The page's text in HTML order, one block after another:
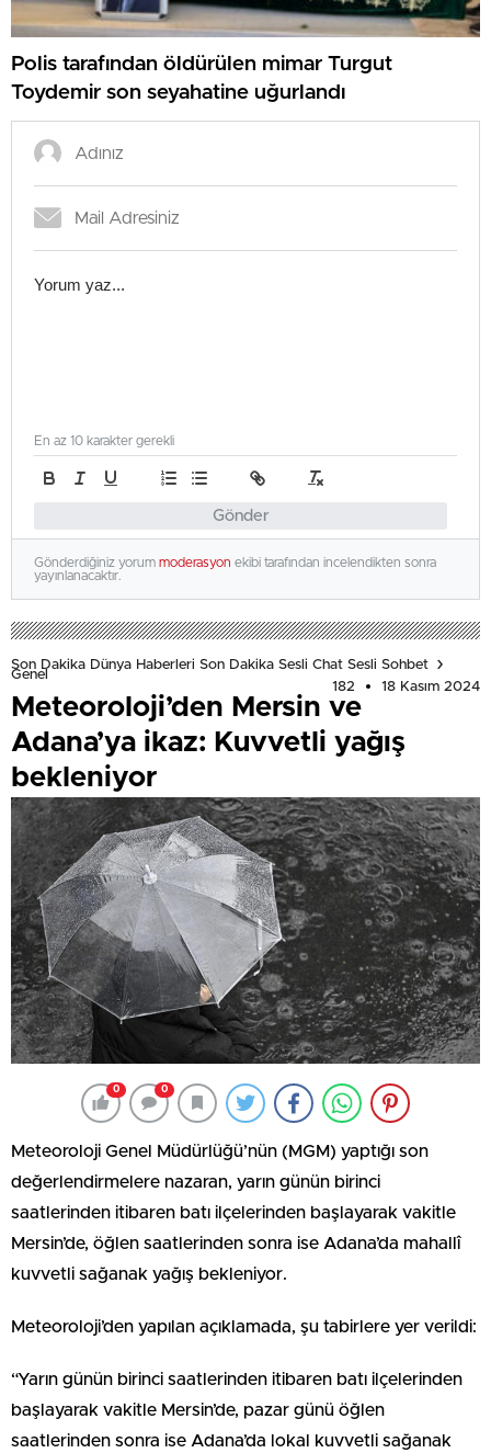
Polis tarafından öldürülen mimar Turgut
Toydemir son seyahatine uğurlandı
Gönder
En az 10 karakter gerekli
Gönderdiğiniz yorum moderasyon ekibi tarafından incelendikten sonra
yayınlanacaktır.
Son Dakika Dünya Haberleri Son Dakika Sesli Chat Sesli Sohbet
Genel
182
18 Kasım 2024
Meteoroloji’den Mersin ve
Adana’ya ikaz: Kuvvetli yağış
bekleniyor
0 0
Meteoroloji Genel Müdürlüğü’nün (MGM) yaptığı son
değerlendirmelere nazaran, yarın günün birinci
saatlerinden itibaren batı ilçelerinden başlayarak vakitle
Mersin’de, öğlen saatlerinden sonra ise Adana’da mahallî
kuvvetli sağanak yağış bekleniyor.
Meteoroloji’den yapılan açıklamada, şu tabirlere yer verildi:
“Yarın günün birinci saatlerinden itibaren batı ilçelerinden
başlayarak vakitle Mersin’de, pazar günü öğlen
saatlerinden sonra ise Adana’da lokal kuvvetli sağanak